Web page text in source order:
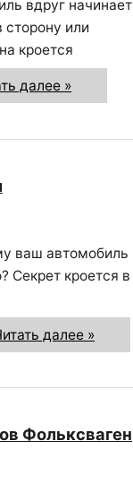
вдруг начинает
сторону или
кроется
далее »
ваш автомобиль
Секрет кроется в
далее »
Фольксваген